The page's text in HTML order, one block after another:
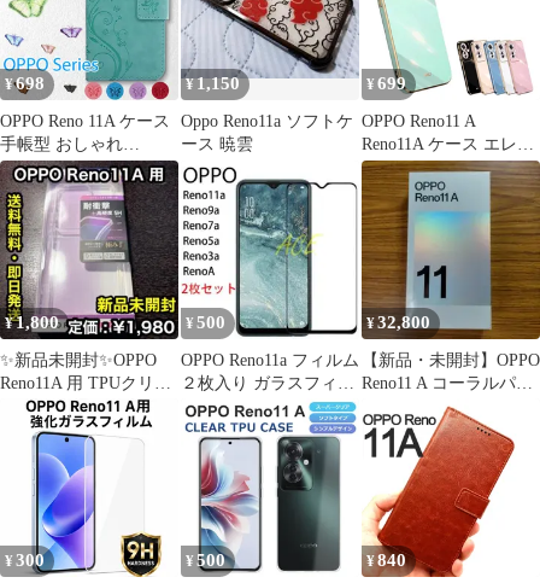
¥698
OPPO Reno 11A ケース
手帳型 おしゃれ
Reno11A 蝶 花柄
Reno9A Reno7A カバー
ピンク 赤 青 緑 紫 レザ
ー 革 送料無料 安い ス
マホケース
¥1,150
Oppo Reno11a ソフトケ
ース 暁雲
¥ 699
OPPO Reno11 A
Reno11A ケース エレガ
ントソフトケース カバ
ー スマホカバー ストラ
ップホール TPU 保護ケ
ース スマホケース シリ
コン 耐衝撃 バンパー
5G 送料無料
¥1,800
✨新品未開封✨OPPO
Reno11A 用 TPUクリア
ケース
¥ 500
OPPO Reno11a フィルム
２枚入り ガラスフィル
ム 人気 強化ガラス
¥32,800
【新品・未開封】OPPO
Reno11 A コーラルパー
¥ 300 ¥ 500 ¥840